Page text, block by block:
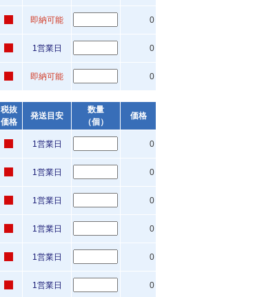
即納可能 0
1営業日 0
即納可能 0
税抜
価格
発送目安
数量
（個）
価格
1営業日 0
1営業日 0
1営業日 0
1営業日 0
1営業日 0
1営業日 0